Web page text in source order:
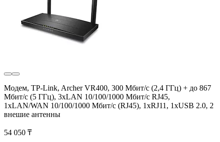
Модем, TP-Link, Archer VR400, 300 Мбит/с (2,4 ГГц) + до 867
Мбит/с (5 ГГц), 3xLAN 10/100/1000 Мбит/с RJ45,
1xLAN/WAN 10/100/1000 Мбит/с (RJ45), 1xRJ11, 1xUSB 2.0, 2
внешие антенны
54 050 ₸